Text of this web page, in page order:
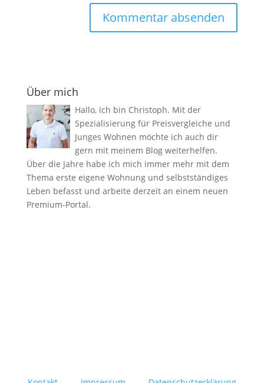
Über mich
Hallo, ich bin Christoph. Mit der
Spezialisierung für Preisvergleiche und
Junges Wohnen möchte ich auch dir
gern mit meinem Blog weiterhelfen.
Über die Jahre habe ich mich immer mehr mit dem
Thema erste eigene Wohnung und selbstständiges
Leben befasst und arbeite derzeit an einem neuen
Premium-Portal.